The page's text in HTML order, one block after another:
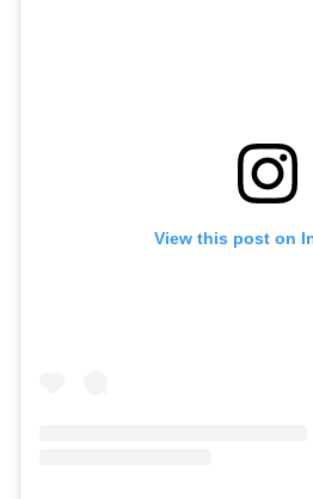
View this post on